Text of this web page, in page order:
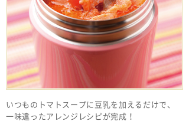
いつものトマトスープに豆乳を加えるだけで、
一味違ったアレンジレシピが完成！